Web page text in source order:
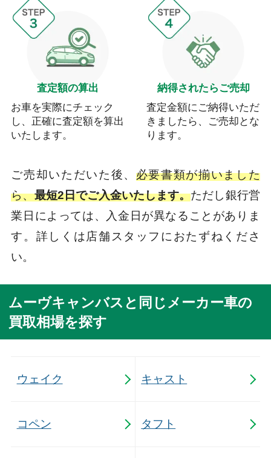
査定額の算出
お車を実際にチェック
し、正確に査定額を算出
いたします。
納得されたらご売却
査定金額にご納得いただ
きましたら、ご売却とな
ります。
ご売却いただいた後、 必要書類が揃いました
ら、最短2日でご入金いたします。ただし銀行営
業日によっては、入金日が異なることがありま
す。詳しくは店舗スタッフにおたずねくださ
い。
ムーヴキャンバスと同じメーカー車の
買取相場を探す
ウェイク キャスト
コペン タフト